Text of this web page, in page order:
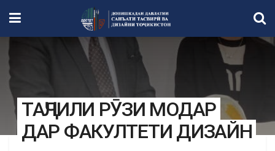
ТАҶЛИЛИ РӮЗИ МОДАР
ДАР ФАКУЛТЕТИ ДИЗАЙН